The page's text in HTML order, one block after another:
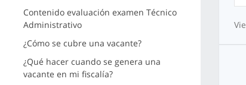
Contenido evaluación examen Técnico
Administrativo
¿Cómo se cubre una vacante?
¿Qué hacer cuando se genera una
vacante en mi fiscalía?